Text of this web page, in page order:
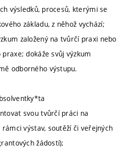
výsledků, procesů, kterými se
základu, z něhož vychází;
založený na tvůrčí praxi nebo
dokáže svůj výzkum
odborného výstupu.
svou tvůrčí práci na
výstav, soutěží či veřejných
žádostí);